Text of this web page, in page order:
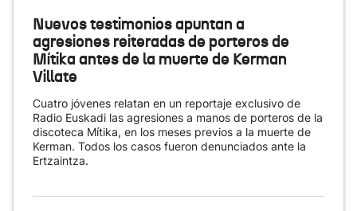
Nuevos testimonios apuntan a
agresiones reiteradas de porteros de
Mítika antes de la muerte de Kerman
Villate
Cuatro jóvenes relatan en un reportaje exclusivo de
Radio Euskadi las agresiones a manos de porteros de la
discoteca Mítika, en los meses previos a la muerte de
Kerman. Todos los casos fueron denunciados ante la
Ertzaintza.